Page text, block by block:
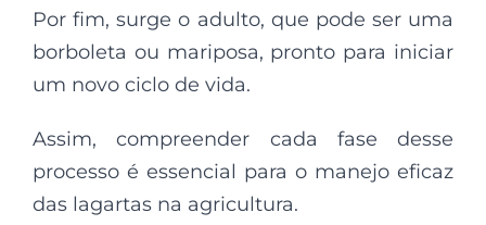
Por fim, surge o adulto, que pode ser uma
borboleta ou mariposa, pronto para iniciar
um novo ciclo de vida.
Assim, compreender cada fase desse
processo é essencial para o manejo eficaz
das lagartas na agricultura.